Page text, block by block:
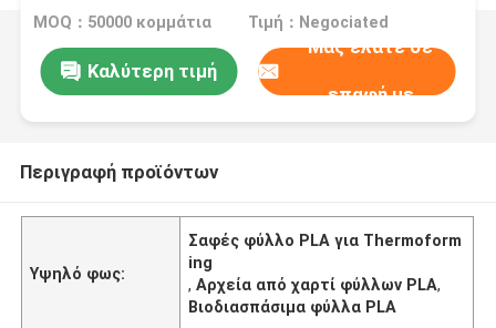
χρήσης
MOQ：50000 κομμάτια Τιμή：Negociated
Καλύτερη τιμή
Μας ελάτε σε
επαφή με
Περιγραφή προϊόντων
Υψηλό φως:
Σαφές φύλλο PLA για Thermoform
ing
,Αρχεία από χαρτί φύλλων PLA,
Βιοδιασπάσιμα φύλλα PLA